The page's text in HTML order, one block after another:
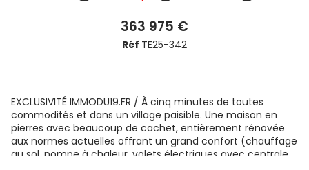
363 975 €
Réf TE25-342
EXCLUSIVITÉ IMMODU19.FR / À cinq minutes de toutes
commodités et dans un village paisible. Une maison en
pierres avec beaucoup de cachet, entièrement rénovée
aux normes actuelles offrant un grand confort (chauffage
au sol, pompe à chaleur, volets électriques avec centrale